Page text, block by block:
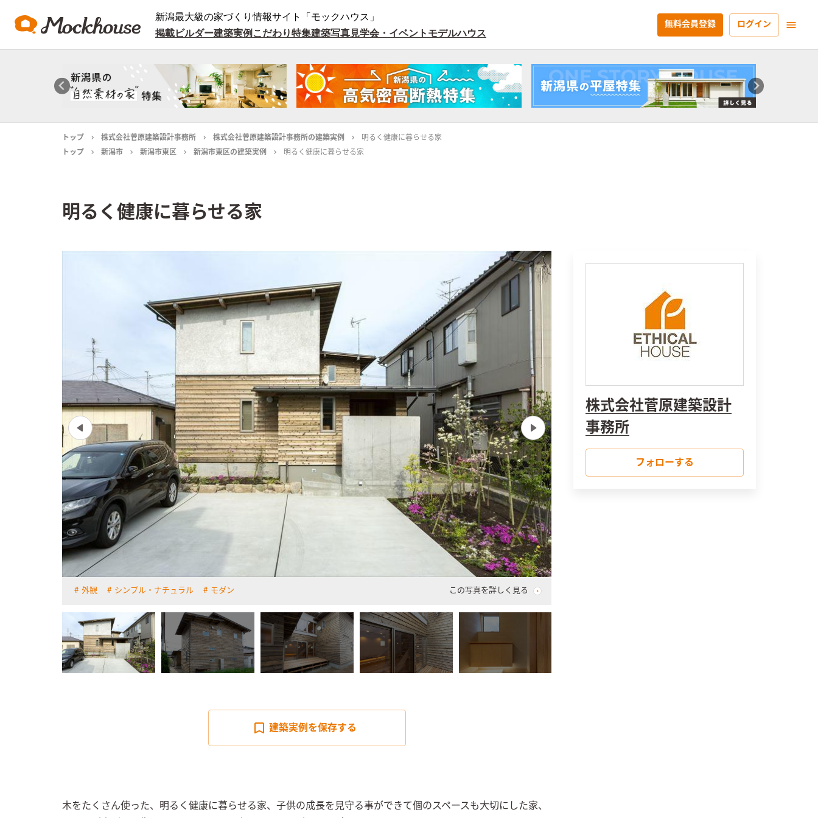
新潟最大級の家づくり情報サイト「モックハウス」
掲載ビルダー建築実例 こだわり特集建築写真見学会・イベント モデルハウス
無料会員登録 ログイン
トップ 株式会社菅原建築設計事務所 株式会社菅原建築設計事務所の建築実例
明るく健康に暮らせる家
トップ
新潟市 新潟市東区 新潟市東区の建築実例 明るく健康に暮らせる家
明るく健康に暮らせる家
外観 シンプル・ナチュラル モダン この写真を詳しく見る
建築実例を保存する
木をたくさん使った、明るく健康に暮らせる家、子供の成長を見守る事ができて個のスペースも大切にした家、
株式会社菅原建築設計
事務所
フォローする